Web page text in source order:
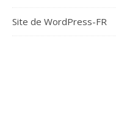
Site de WordPress-FR